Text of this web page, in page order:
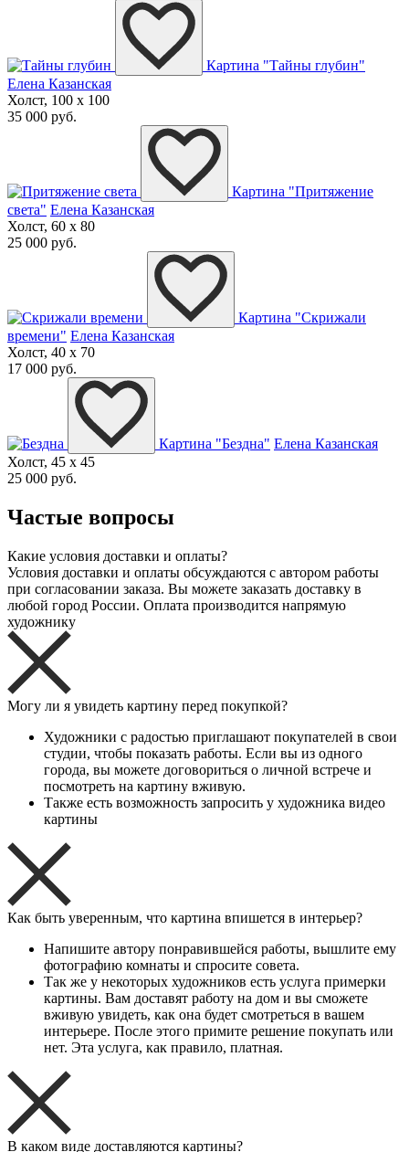
Картина "Тайны глубин"
Елена Казанская
Холст, 100 x 100
35 000 руб.
Картина "Притяжение
света" Елена Казанская
Холст, 60 x 80
25 000 руб.
Картина "Скрижали
времени" Елена Казанская
Холст, 40 x 70
17 000 руб.
Картина "Бездна" Елена Казанская
Холст, 45 x 45
25 000 руб.
Частые вопросы
Какие условия доставки и оплаты?
Условия доставки и оплаты обсуждаются с автором работы
при согласовании заказа. Вы можете заказать доставку в
любой город России. Оплата производится напрямую
художнику
Могу ли я увидеть картину перед покупкой?
Художники с радостью приглашают покупателей в свои
студии, чтобы показать работы. Если вы из одного
города, вы можете договориться о личной встрече и
посмотреть на картину вживую.
Также есть возможность запросить у художника видео
картины
Как быть уверенным, что картина впишется в интерьер?
Напишите автору понравившейся работы, вышлите ему
фотографию комнаты и спросите совета.
Так же у некоторых художников есть услуга примерки
картины. Вам доставят работу на дом и вы сможете
вживую увидеть, как она будет смотреться в вашем
интерьере. После этого примите решение покупать или
нет. Эта услуга, как правило, платная.
В каком виде доставляются картины?